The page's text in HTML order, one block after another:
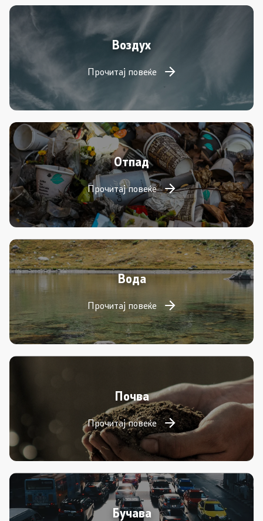
Воздух
Прочитај повеќе
Отпад
Прочитај повеќе
Вода
Прочитај повеќе
Почва
Прочитај повеќе
Бучава